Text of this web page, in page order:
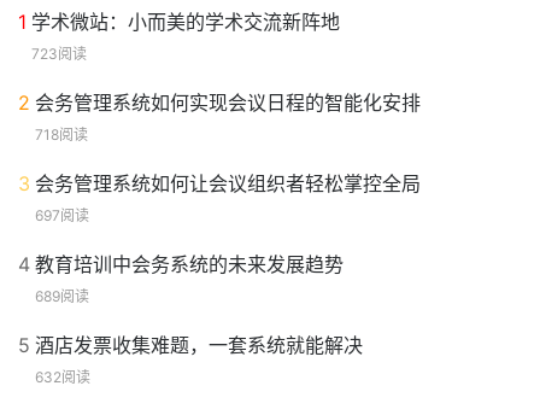
1 学术微站：小而美的学术交流新阵地
723阅读
2 会务管理系统如何实现会议日程的智能化安排
718阅读
3 会务管理系统如何让会议组织者轻松掌控全局
697阅读
4 教育培训中会务系统的未来发展趋势
689阅读
5 酒店发票收集难题，一套系统就能解决
632阅读